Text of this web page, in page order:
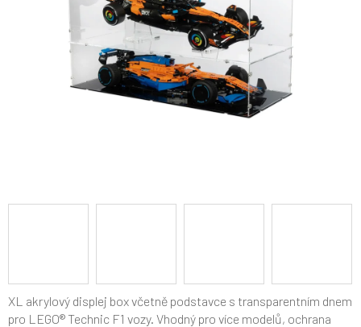
XL akrylový displej box včetně podstavce s transparentním dnem
pro LEGO® Technic F1 vozy. Vhodný pro více modelů, ochrana